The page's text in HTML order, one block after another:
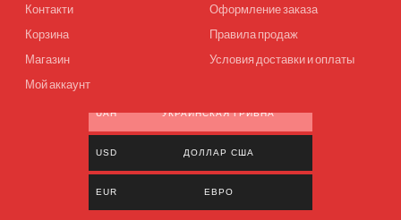
Контакти
Корзина
Магазин
Мой аккаунт
Оформление заказа
Правила продаж
Условия доставки и оплаты
UAH УКРАИНСКАЯ ГРИВНА
USD ДОЛЛАР США
EUR ЕВРО